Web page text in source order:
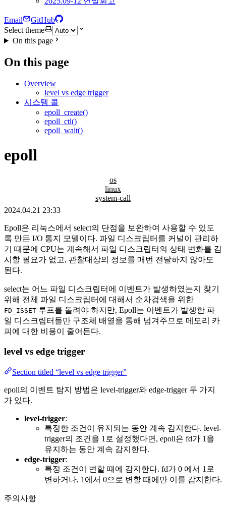
Email
GitHub
Select theme
On this page
On this page
Overview
level vs edge trigger
시스템 콜
epoll_create()
epoll_ctl()
epoll_wait()
epoll
os
linux
system-call
2024.04.21 23:33
Epoll은 리눅스에서 select의 단점을 보완하여 사용할 수 있도
록 만든 I/O 통지 모델이다. 파일 디스크립터를 커널이 관리하
기 때문에 CPU는 계속해서 파일 디스크립터의 상태 변화를 감
시할 필요가 없고, 관찰대상의 정보를 매번 전달하지 않아도
된다.
select는 어느 파일 디스크립터에 이벤트가 발생하였는지 찾기
위해 전체 파일 디스크립터에 대해서 순차검색을 위한
FD_ISSET 루프를 돌려야 하지만, Epoll는 이벤트가 발생한 파
일 디스크립터들만 구조체 배열을 통해 넘겨주므로 메모리 카
피에 대한 비용이 줄어든다.
level vs edge trigger
Section titled “level vs edge trigger”
epoll의 이벤트 탐지 방법은 level-trigger와 edge-trigger 두 가지
가 있다.
level-trigger:
특정한 조건이 유지되는 동안 계속 감지한다. level-
trigger의 조건을 1로 설정했다면, epoll은 fd가 1을
유지하는 동안 계속 감지한다.
edge-trigger:
특정 조건이 변할 때에 감지한다. fd가 0 에서 1로
변하거나, 1에서 0으로 변할 때에만 이를 감지한다.
주의사항